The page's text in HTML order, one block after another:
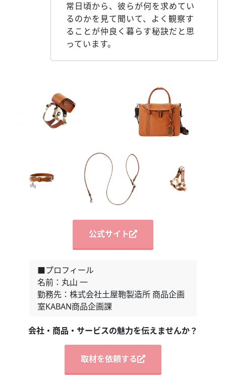
常日頃から、彼らが何を求めてい
るのかを見て聞いて、よく観察す
ることが仲良く暮らす秘訣だと思
っています。
公式サイト
■プロフィール
名前：丸山 一
勤務先：株式会社土屋鞄製造所 商品企画
室KABAN商品企画課
会社・商品・サービスの魅力を伝えませんか？
取材を依頼する